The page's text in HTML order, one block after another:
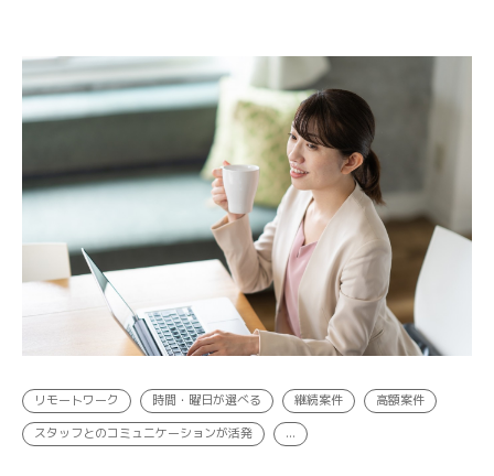
リモートワーク 時間・曜日が選べる 継続案件 高額案件
スタッフとのコミュニケーションが活発 ...